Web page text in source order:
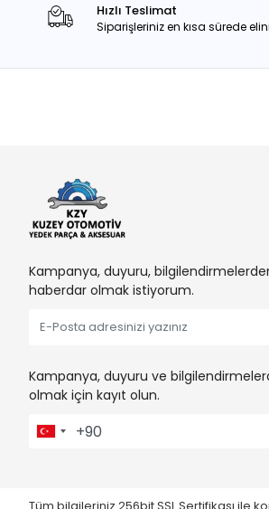
Hızlı Teslimat
Siparişleriniz en kısa sürede
Kampanya, duyuru,
haberdar olmak istiyorum.
Kampanya, duyuru ve
olmak için kayıt olun.